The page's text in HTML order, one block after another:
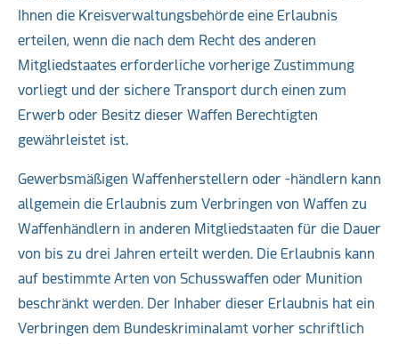
Ihnen die Kreisverwaltungsbehörde eine Erlaubnis
erteilen, wenn die nach dem Recht des anderen
Mitgliedstaates erforderliche vorherige Zustimmung
vorliegt und der sichere Transport durch einen zum
Erwerb oder Besitz dieser Waffen Berechtigten
gewährleistet ist.
Gewerbsmäßigen Waffenherstellern oder -händlern kann
allgemein die Erlaubnis zum Verbringen von Waffen zu
Waffenhändlern in anderen Mitgliedstaaten für die Dauer
von bis zu drei Jahren erteilt werden. Die Erlaubnis kann
auf bestimmte Arten von Schusswaffen oder Munition
beschränkt werden. Der Inhaber dieser Erlaubnis hat ein
Verbringen dem Bundeskriminalamt vorher schriftlich